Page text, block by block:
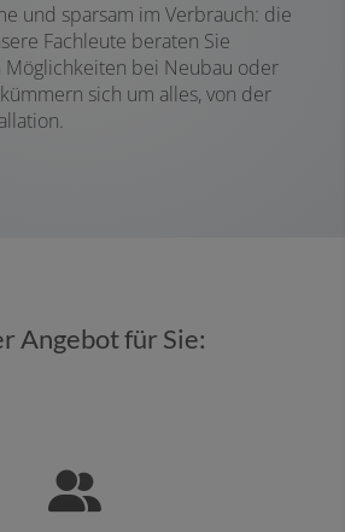
und sparsam im Verbrauch: die
Fachleute beraten Sie
Möglichkeiten bei Neubau oder
sich um alles, von der
Angebot für Sie: